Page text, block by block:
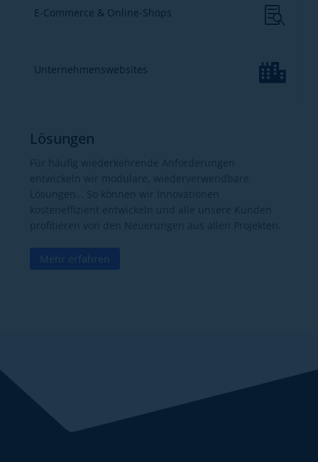

E-Commerce & Online-Shops

Unternehmenswebsites
Lösungen
Mehr erfahren